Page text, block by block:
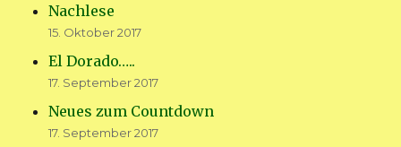
Nachlese
15. Oktober 2017
El Dorado…..
17. September 2017
Neues zum Countdown
17. September 2017